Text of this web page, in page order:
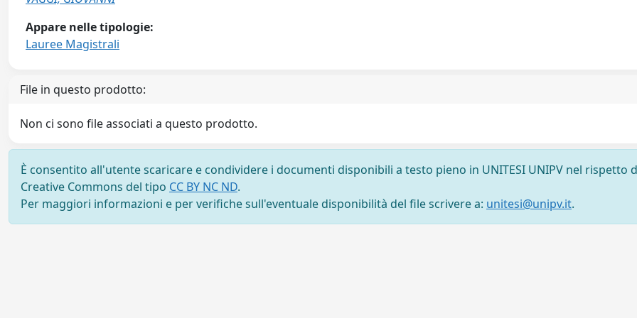
Appare nelle tipologie:
Lauree Magistrali
File in questo prodotto:
Non ci sono file associati a questo prodotto.
È consentito all'utente scaricare e condividere i documenti disponibili a testo pieno in UNITESI UNIPV nel rispetto
Creative Commons del tipo CC BY NC ND.
Per maggiori informazioni e per verifiche sull'eventuale disponibilità del file scrivere a: unitesi@unipv.it.